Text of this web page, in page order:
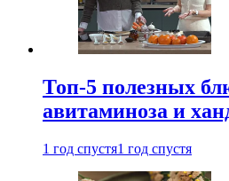
Топ-5 полезных
авитаминоза и
1 год спустя1 год спустя